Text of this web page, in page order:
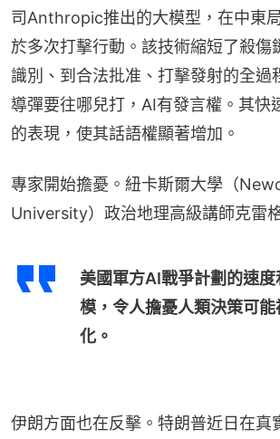
司Anthropic推出的大模型，在中東
於多次打擊行動。該技術縮短了殺
識別、到合法批准、打擊發射的全過
導彈要往哪兒打，AI有發言權。其快
的表現，使其話語權顯著增加。
專家開始擔憂。紐卡斯爾大學（
University）政治地理高級講師克雷格
美國軍方AI戰爭計劃的速度
模，令人擔憂人類決策可能
化。
伊朗方面也在反擊。特朗普近日在真